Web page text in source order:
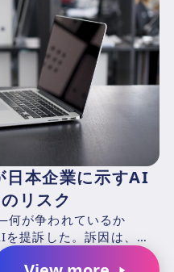
本企業に示すAI
リスク
が争われているか
提訴した。訴因は、元
ウ（Ch...